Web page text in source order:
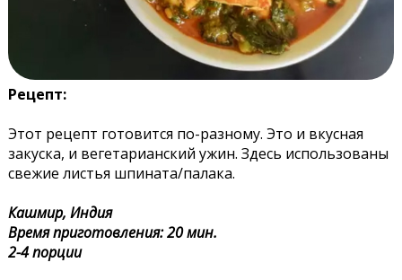
Рецепт:
Этот рецепт готовится по-разному. Это и вкусная
закуска, и вегетарианский ужин. Здесь использованы
свежие листья шпината/палака.
Кашмир, Индия
Время приготовления: 20 мин.
2-4 порции